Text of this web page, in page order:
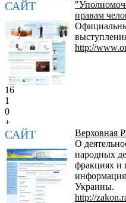
САЙТ
правам
http://
16
1
0
+
САЙТ
Верховная
О
народных
фракциях и
информация
Украины.
http://